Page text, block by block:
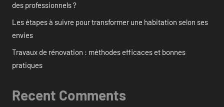
des professionnels ?
Les étapes à suivre pour transformer une habitation selon ses
envies
Travaux de rénovation : méthodes efficaces et bonnes
pratiques
Recent Comments